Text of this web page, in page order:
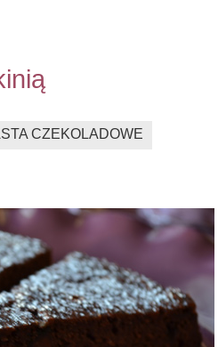
CZEKOLADOWE